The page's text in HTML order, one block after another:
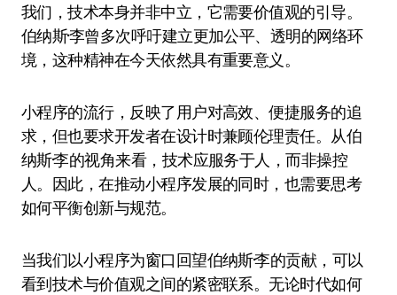
我们，技术本身并非中立，它需要价值观的引导。
伯纳斯·李曾多次呼吁建立更加公平、透明的网络环
境，这种精神在今天依然具有重要意义。
小程序的流行，反映了用户对高效、便捷服务的追
求，但也要求开发者在设计时兼顾伦理责任。从伯
纳斯·李的视角来看，技术应服务于人，而非操控
人。因此，在推动小程序发展的同时，也需要思考
如何平衡创新与规范。
当我们以小程序为窗口回望伯纳斯·李的贡献，可以
看到技术与价值观之间的紧密联系。无论时代如何